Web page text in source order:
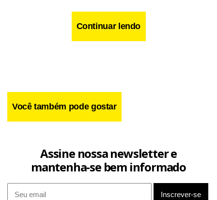
(Natália do Vale/Camila dos Anjos), Miguel Arcanjo (Marcos
Paulo/Thiago Rodrigues), Ademar (Carlos Vereza/Rafael
Primo), Lucrécia (Eva Wilma/ Leona Cavalli), Joana (Solange
Continuar lendo
Você também pode gostar
Assine nossa newsletter e
mantenha-se bem informado